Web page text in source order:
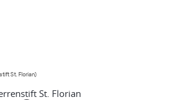
St. Florian)
St. Florian